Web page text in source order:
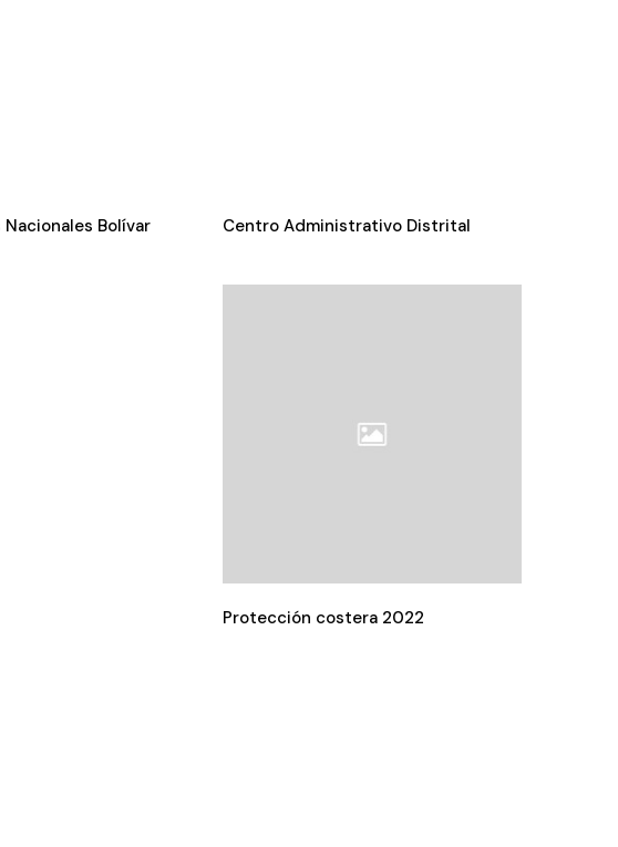
Bolívar Centro Administrativo Distrital
Protección costera 2022